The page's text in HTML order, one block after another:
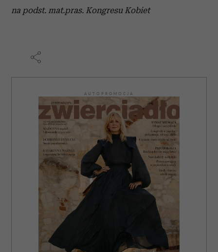
otrzymanymi od Ciebie lub uzyskanymi podczas
na podst. mat.pras. Kongresu Kobiet
AUTOPROMOCJA